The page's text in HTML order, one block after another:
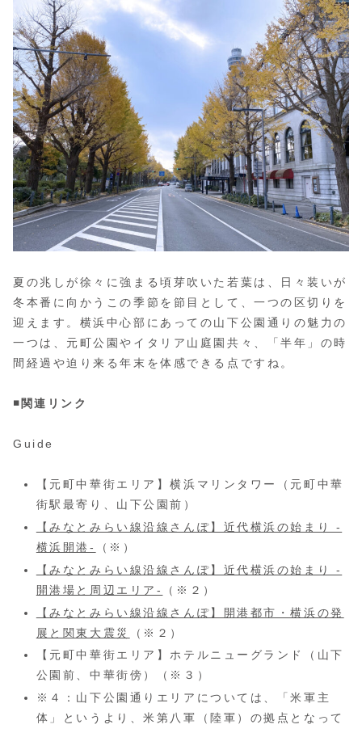
夏の兆しが徐々に強まる頃芽吹いた若葉は、日々装いが
冬本番に向かうこの季節を節目として、一つの区切りを
迎えます。横浜中心部にあっての山下公園通りの魅力の
一つは、元町公園やイタリア山庭園共々、「半年」の時
間経過や迫り来る年末を体感できる点ですね。
◾️関連リンク
Guide
【元町中華街エリア】横浜マリンタワー（元町中華
街駅最寄り、山下公園前）
【みなとみらい線沿線さんぽ】近代横浜の始まり -
横浜開港-
（※）
【みなとみらい線沿線さんぽ】近代横浜の始まり -
開港場と周辺エリア-
（※２）
【みなとみらい線沿線さんぽ】開港都市・横浜の発
展と関東大震災
（※２）
【元町中華街エリア】ホテルニューグランド（山下
公園前、中華街傍）（※３）
※４：山下公園通りエリアについては、「米軍主
体」というより、米第八軍（陸軍）の拠点となって